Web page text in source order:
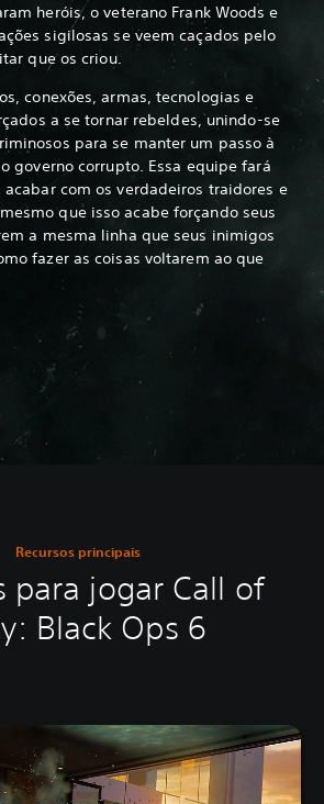
heróis, o veterano Frank Woods e
sigilosas se veem caçados pelo
que os criou.
conexões, armas, tecnologias e
a se tornar rebeldes, unindo-se
para se manter um passo à
governo corrupto. Essa equipe fará
com os verdadeiros traidores e
que isso acabe forçando seus
a mesma linha que seus inimigos
fazer as coisas voltarem ao que
Recursos principais
para jogar Call of
Black Ops 6